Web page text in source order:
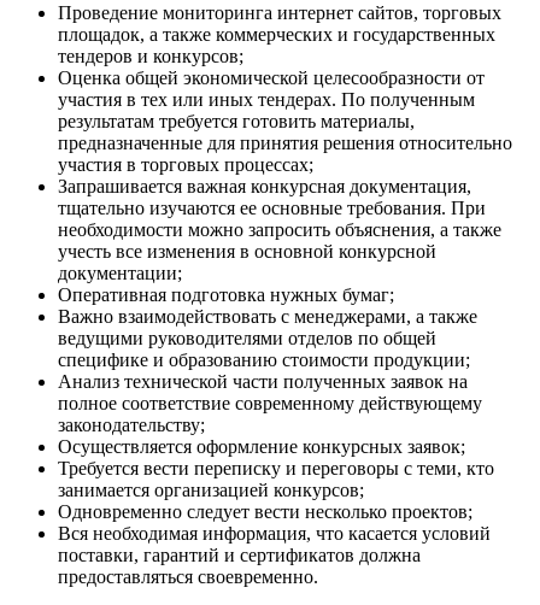
Проведение мониторинга интернет сайтов, торговых
площадок, а также коммерческих и государственных
тендеров и конкурсов;
Оценка общей экономической целесообразности от
участия в тех или иных тендерах. По полученным
результатам требуется готовить материалы,
предназначенные для принятия решения относительно
участия в торговых процессах;
Запрашивается важная конкурсная документация,
тщательно изучаются ее основные требования. При
необходимости можно запросить объяснения, а также
учесть все изменения в основной конкурсной
документации;
Оперативная подготовка нужных бумаг;
Важно взаимодействовать с менеджерами, а также
ведущими руководителями отделов по общей
специфике и образованию стоимости продукции;
Анализ технической части полученных заявок на
полное соответствие современному действующему
законодательству;
Осуществляется оформление конкурсных заявок;
Требуется вести переписку и переговоры с теми, кто
занимается организацией конкурсов;
Одновременно следует вести несколько проектов;
Вся необходимая информация, что касается условий
поставки, гарантий и сертификатов должна
предоставляться своевременно.